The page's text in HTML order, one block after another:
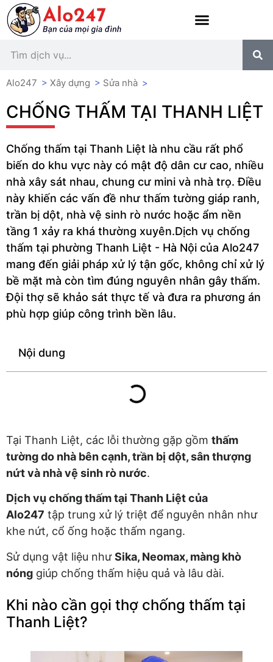
Alo247 > Xây dựng > Sửa nhà >
CHỐNG THẤM TẠI THANH LIỆT
Chống thấm tại Thanh Liệt là nhu cầu rất phổ
biến do khu vực này có mật độ dân cư cao, nhiều
nhà xây sát nhau, chung cư mini và nhà trọ. Điều
này khiến các vấn đề như thấm tường giáp ranh,
trần bị dột, nhà vệ sinh rò nước hoặc ẩm nền
tầng 1 xảy ra khá thường xuyên.Dịch vụ chống
thấm tại phường Thanh Liệt - Hà Nội của Alo247
mang đến giải pháp xử lý tận gốc, không chỉ xử lý
bề mặt mà còn tìm đúng nguyên nhân gây thấm.
Đội thợ sẽ khảo sát thực tế và đưa ra phương án
phù hợp giúp công trình bền lâu.
Nội dung
Tại Thanh Liệt, các lỗi thường gặp gồm thấm
tường do nhà bên cạnh, trần bị dột, sân thượng
nứt và nhà vệ sinh rò nước.
Dịch vụ chống thấm tại Thanh Liệt của
Alo247 tập trung xử lý triệt để nguyên nhân như
khe nứt, cổ ống hoặc thấm ngang.
Sử dụng vật liệu nhưSika, Neomax, màng khò
nóng giúp chống thấm hiệu quả và lâu dài.
Khi nào cần gọi thợ chống thấm tại
Thanh Liệt?